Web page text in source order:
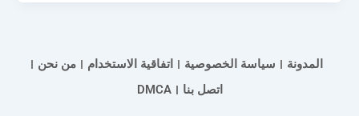
المدونة سياسة الخصوصية اتفاقية الاستخدام
من نحن
اتصل بنا
DMCA